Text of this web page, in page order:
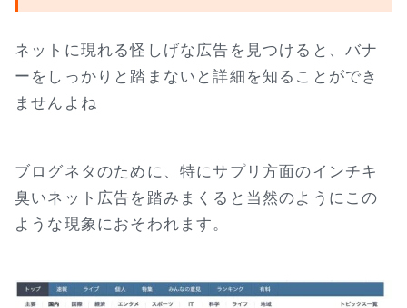
ネットに現れる怪しげな広告を見つけると、バナ
ーをしっかりと踏まないと詳細を知ることができ
ませんよね
ブログネタのために、特にサプリ方面のインチキ
臭いネット広告を踏みまくると当然のようにこの
ような現象におそわれます。